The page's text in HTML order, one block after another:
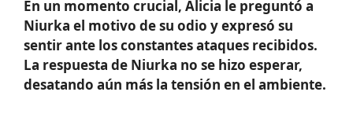
En un momento crucial, Alicia le preguntó a
Niurka el motivo de su odio y expresó su
sentir ante los constantes ataques recibidos.
La respuesta de Niurka no se hizo esperar,
desatando aún más la tensión en el ambiente.